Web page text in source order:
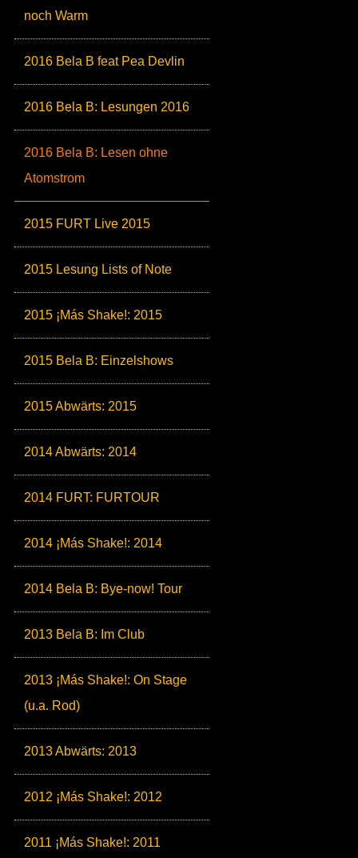
noch Warm
2016 Bela B feat Pea Devlin
2016 Bela B: Lesungen 2016
2016 Bela B: Lesen ohne
Atomstrom
2015 FURT Live 2015
2015 Lesung Lists of Note
2015 ¡Más Shake!: 2015
2015 Bela B: Einzelshows
2015 Abwärts: 2015
2014 Abwärts: 2014
2014 FURT: FURTOUR
2014 ¡Más Shake!: 2014
2014 Bela B: Bye-now! Tour
2013 Bela B: Im Club
2013 ¡Más Shake!: On Stage
(u.a. Rod)
2013 Abwärts: 2013
2012 ¡Más Shake!: 2012
2011 ¡Más Shake!: 2011